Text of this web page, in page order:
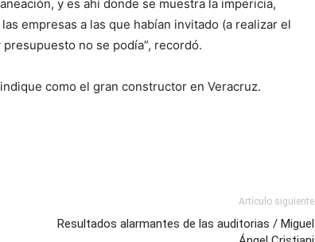
y es ahí donde se muestra la impericia,
empresas a las que habían invitado (a realizar el
no se podía”, recordó.
como el gran constructor en Veracruz.
Artículo siguiente
Resultados alarmantes de las auditorias / Miguel